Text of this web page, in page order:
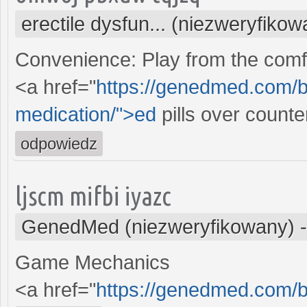
erectile dysfun...
Convenience: Play from the
<a href="https://
medication/">ed pills over
odpowiedz
ljscm mifbi iyazc
GenedMed (niezweryfikowany)
Game Mechanics
<a href="https://genedmed.com/